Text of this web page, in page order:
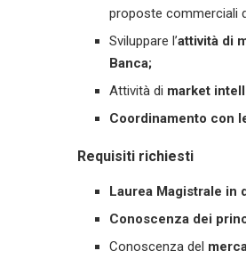
proposte commerciali
Sviluppare l’attività di
Banca;
Attività di market
Coordinamento con
Requisiti richiesti
Laurea Magistrale in
Conoscenza dei
Conoscenza del